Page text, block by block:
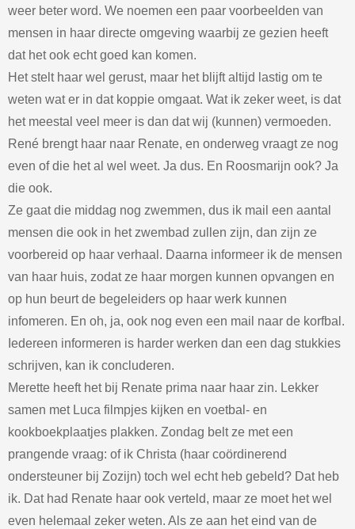
weer beter word. We noemen een paar voorbeelden van
mensen in haar directe omgeving waarbij ze gezien heeft
dat het ook echt goed kan komen.
Het stelt haar wel gerust, maar het blijft altijd lastig om te
weten wat er in dat koppie omgaat. Wat ik zeker weet, is dat
het meestal veel meer is dan dat wij (kunnen) vermoeden.
René brengt haar naar Renate, en onderweg vraagt ze nog
even of die het al wel weet. Ja dus. En Roosmarijn ook? Ja
die ook.
Ze gaat die middag nog zwemmen, dus ik mail een aantal
mensen die ook in het zwembad zullen zijn, dan zijn ze
voorbereid op haar verhaal. Daarna informeer ik de mensen
van haar huis, zodat ze haar morgen kunnen opvangen en
op hun beurt de begeleiders op haar werk kunnen
infomeren. En oh, ja, ook nog even een mail naar de korfbal.
Iedereen informeren is harder werken dan een dag stukkies
schrijven, kan ik concluderen.
Merette heeft het bij Renate prima naar haar zin. Lekker
samen met Luca filmpjes kijken en voetbal- en
kookboekplaatjes plakken. Zondag belt ze met een
prangende vraag: of ik Christa (haar coördinerend
ondersteuner bij Zozijn) toch wel echt heb gebeld? Dat heb
ik. Dat had Renate haar ook verteld, maar ze moet het wel
even helemaal zeker weten. Als ze aan het eind van de